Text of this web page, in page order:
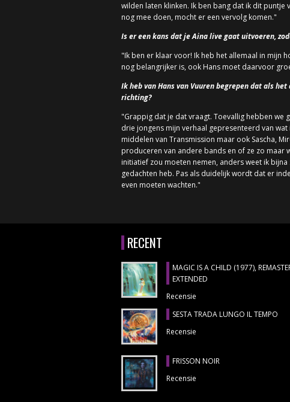
wilden laten klinken. Ik ben bang dat ik dit
nog mee doen, mocht er een vervolg komen."
Is er een kans dat je Aina live gaat uitvoeren,
"Ik ben er klaar voor! Ik heb het allemaal in mijn
nog belangrijker is, ook Hans moet daarvoor
Ik heb van Hans van Vuuren begrepen dat als
richting?
"Grappig dat je dat vraagt. Toevallig hebben we
drie jongens mijn verhaal gepresenteerd van
middelen van Transmission maar ook Sascha,
produceren van andere bands en of ze zo maar
initiatief zou moeten nemen, anders weet ik
gedachten heb. Pas als duidelijk wordt dat er
even moeten wachten."
RECENT
MAGIC IS A CHILD (1977),
EXTENDED
Recensie
SESTA TRADA LUNGO IL TEMPO
Recensie
FRISSON NOIR
Recensie